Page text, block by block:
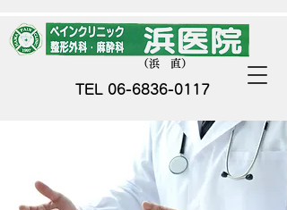
TEL 06-6836-0117
​（浜 直）